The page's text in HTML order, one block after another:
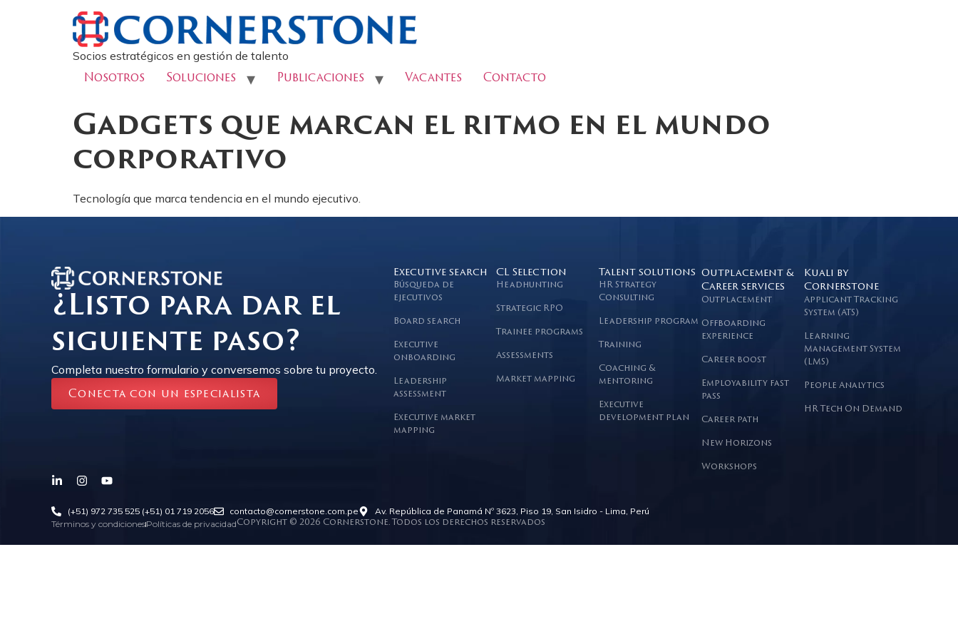
Socios estratégicos en gestión de talento
Nosotros Soluciones Publicaciones Vacantes Contacto
Gadgets que marcan el ritmo en el mundo
corporativo
Tecnología que marca tendencia en el mundo ejecutivo.
¿Listo para dar el
siguiente paso?
Completa nuestro formulario y conversemos sobre tu proyecto.
Conecta con un especialista
Executive search
Búsqueda de
ejecutivos
Board search
Executive
onboarding
Leadership
assessment
Executive market
mapping
CL Selection
Headhunting
Strategic RPO
Trainee programs
Assessments
Market mapping
Talent solutions
HR Strategy
Consulting
Leadership program
Training
Coaching &
mentoring
Executive
development plan
Outplacement &
Career services
Outplacement
Offboarding
experience
Career boost
Employability fast
pass
Career path
New Horizons
Workshops
Kuali by
Cornerstone
Applicant Tracking
System (ATS)
Learning
Management System
(LMS)
People Analytics
HR Tech On Demand
(+51) 972 735 525(+51) 01 719 2056 contacto@cornerstone.com.pe
Av. República de Panamá Nº 3623, Piso 19, San Isidro - Lima, Perú
Términos y condicionesPolíticas de privacidadCopyright © 2026 Cornerstone. Todos los derechos reservados